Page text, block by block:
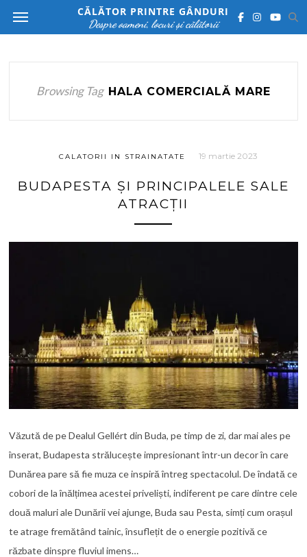
CĂLĂTOR PRINTRE GÂNDURI
Despre oameni, locuri și călătorii
Browsing Tag HALA COMERCIALĂ MARE
CALATORII IN STRAINATATE 19 martie 2023
BUDAPESTA ȘI PRINCIPALELE SALE
ATRACȚII
Văzută de pe Dealul Gellért din Buda, pe timp de zi, dar mai ales pe
înserat, Budapesta strălucește impresionant într-un decor în care
Dunărea pare să fie muza ce inspiră întreg spectacolul. De îndată ce
cobori de la înălțimea acestei priveliști, indiferent pe care dintre cele
două maluri ale Dunării vei ajunge, Buda sau Pesta, simți cum orașul
te atrage fremătând tainic, însuflețit de o energie pozitivă ce
răzbate dinspre fluviul imens…